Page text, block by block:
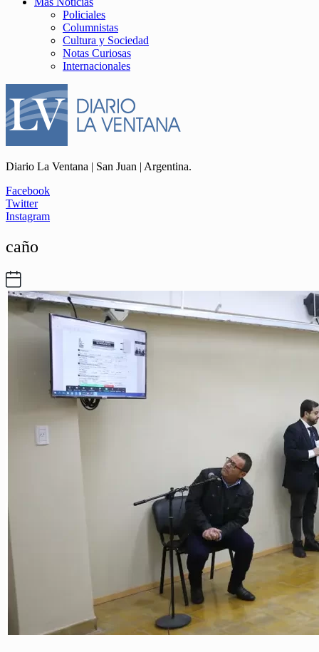
Policiales
Columnistas
Cultura y Sociedad
Notas Curiosas
Internacionales
Diario La Ventana | San Juan | Argentina.
Facebook
Twitter
Instagram
caño